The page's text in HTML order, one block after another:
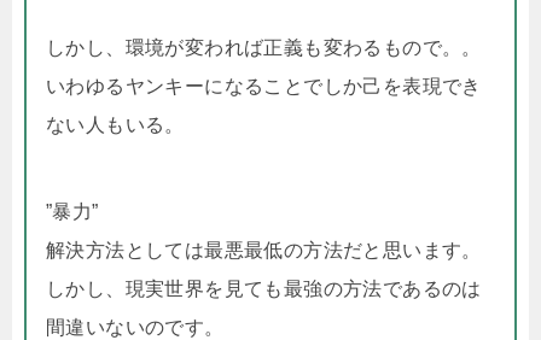
しかし、環境が変われば正義も変わるもので。。
いわゆるヤンキーになることでしか己を表現でき
ない人もいる。
”暴力”
解決方法としては最悪最低の方法だと思います。
しかし、現実世界を見ても最強の方法であるのは
間違いないのです。